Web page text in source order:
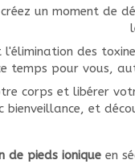
un moment
des
temps pour vous,
corps et libérer
bienveillance, et
de pieds ioniqueen